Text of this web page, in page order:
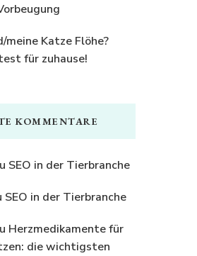
meine Katze Flöhe?
für zuhause!
KOMMENTARE
SEO in der Tierbranche
SEO in der Tierbranche
Herzmedikamente für
die wichtigsten